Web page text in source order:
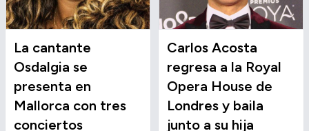
La cantante
Osdalgia se
presenta en
Mallorca con tres
conciertos
Carlos Acosta
regresa a la Royal
Opera House de
Londres y baila
junto a su hija